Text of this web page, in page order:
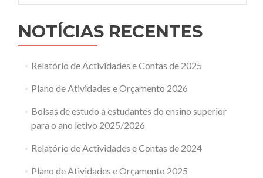
NOTÍCIAS RECENTES
Relatório de Actividades e Contas de 2025
Plano de Atividades e Orçamento 2026
Bolsas de estudo a estudantes do ensino superior
para o ano letivo 2025/2026
Relatório de Actividades e Contas de 2024
Plano de Atividades e Orçamento 2025